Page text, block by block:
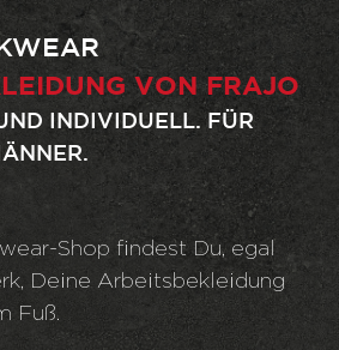
VON FRAJO
INDIVIDUELL. FÜR
Shop findest Du, egal
Deine Arbeitsbekleidung
Fuß.